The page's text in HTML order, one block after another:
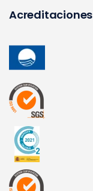
Acreditaciones